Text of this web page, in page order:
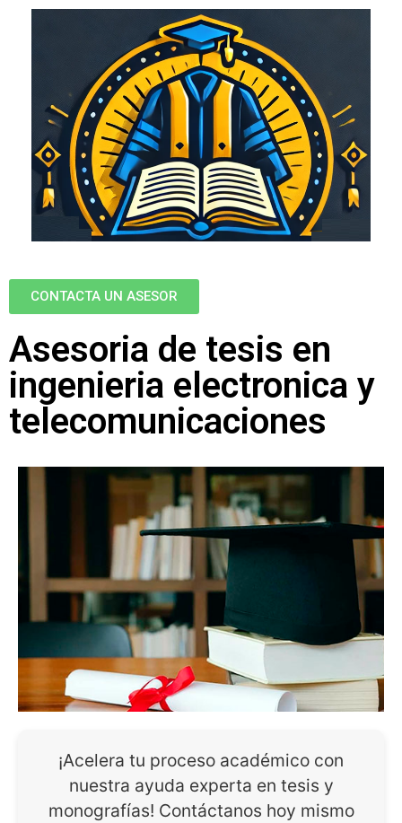
CONTACTA UN ASESOR
Asesoria de tesis en
ingenieria electronica y
telecomunicaciones
¡Acelera tu proceso académico con
nuestra ayuda experta en tesis y
monografías! Contáctanos hoy mismo